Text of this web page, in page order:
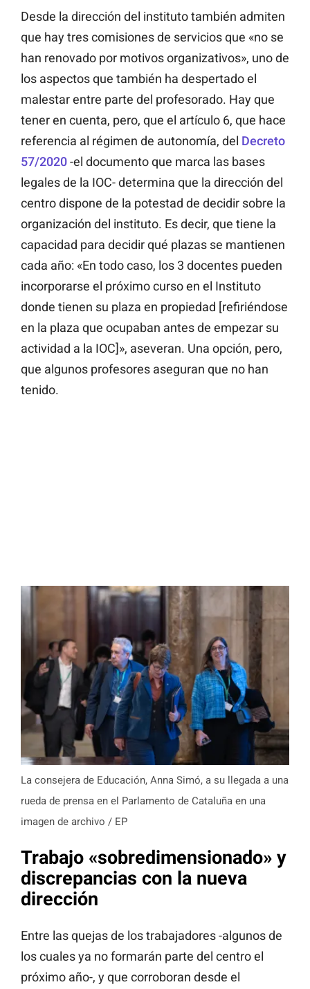
Desde la dirección del instituto también admiten
que hay tres comisiones de servicios que «no se
han renovado por motivos organizativos», uno de
los aspectos que también ha despertado el
malestar entre parte del profesorado. Hay que
tener en cuenta, pero, que el artículo 6, que hace
referencia al régimen de autonomía, del Decreto
57/2020-el documento que marca las bases
legales de la IOC- determina que la dirección del
centro dispone de la potestad de decidir sobre la
organización del instituto. Es decir, que tiene la
capacidad para decidir qué plazas se mantienen
cada año: «En todo caso, los 3 docentes pueden
incorporarse el próximo curso en el Instituto
donde tienen su plaza en propiedad [refiriéndose
en la plaza que ocupaban antes de empezar su
actividad a la IOC]», aseveran. Una opción, pero,
que algunos profesores aseguran que no han
tenido.
La consejera de Educación, Anna Simó, a su llegada a una
rueda de prensa en el Parlamento de Cataluña en una
imagen de archivo / EP
Trabajo «sobredimensionado» y
discrepancias con la nueva
dirección
Entre las quejas de los trabajadores -algunos de
los cuales ya no formarán parte del centro el
próximo año-, y que corroboran desde el